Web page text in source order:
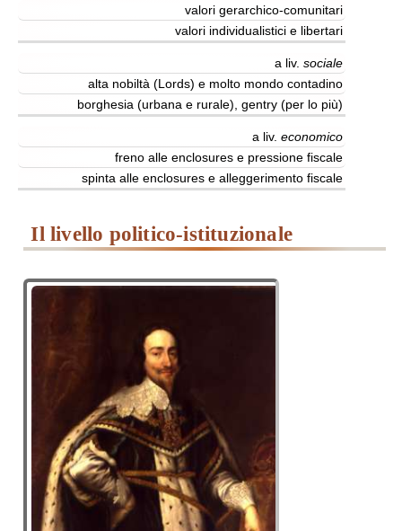
valori gerarchico-comunitari
valori individualistici e libertari
a liv. sociale
alta nobiltà (Lords) e molto mondo contadino
borghesia (urbana e rurale), gentry (per lo più)
a liv. economico
freno alle enclosures e pressione fiscale
spinta alle enclosures e alleggerimento fiscale
il livello politico-istituzionale